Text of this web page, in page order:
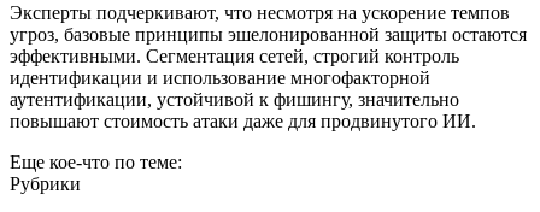
Эксперты подчеркивают, что несмотря на ускорение темпов
угроз, базовые принципы эшелонированной защиты остаются
эффективными. Сегментация сетей, строгий контроль
идентификации и использование многофакторной
аутентификации, устойчивой к фишингу, значительно
повышают стоимость атаки даже для продвинутого ИИ.
Еще кое-что по теме:
Рубрики